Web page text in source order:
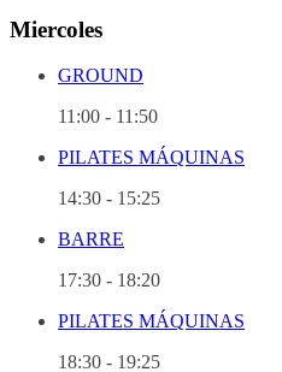
Miercoles
GROUND
11:00 - 11:50
PILATES MÁQUINAS
14:30 - 15:25
BARRE
17:30 - 18:20
PILATES MÁQUINAS
18:30 - 19:25